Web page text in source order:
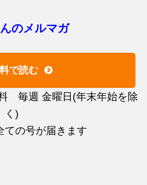
のメルマガ
で読む
毎週 金曜日(年末年始を除
く)
ての号が届きます